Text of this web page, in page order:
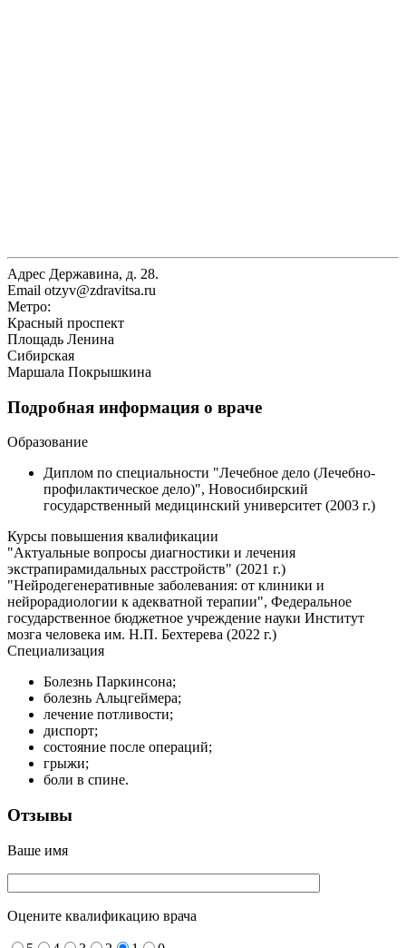
Адрес Державина, д. 28.
Email otzyv@zdravitsa.ru
Метро:
Красный проспект
Площадь Ленина
Сибирская
Маршала Покрышкина
Подробная информация о враче
Образование
Диплом по специальности "Лечебное дело (Лечебно-
профилактическое дело)", Новосибирский
государственный медицинский университет (2003 г.)
Курсы повышения квалификации
"Актуальные вопросы диагностики и лечения
экстрапирамидальных расстройств" (2021 г.)
"Нейродегенеративные заболевания: от клиники и
нейрорадиологии к адекватной терапии", Федеральное
государственное бюджетное учреждение науки Институт
мозга человека им. Н.П. Бехтерева (2022 г.)
Специализация
Болезнь Паркинсона;
болезнь Альцгеймера;
лечение потливости;
диспорт;
состояние после операций;
грыжи;
боли в спине.
Отзывы
Ваше имя
Оцените квалификацию врача